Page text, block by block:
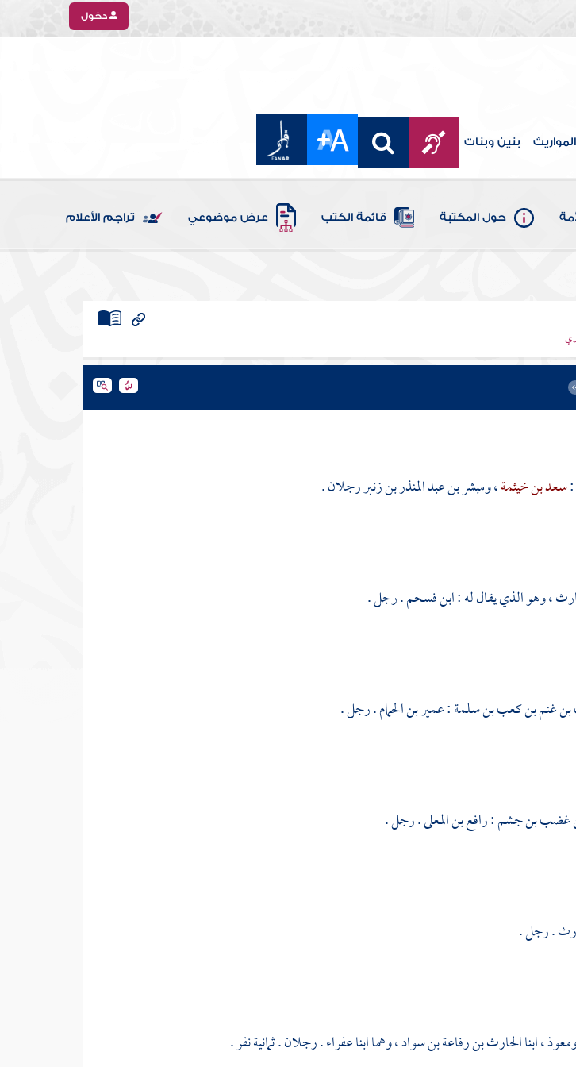
دخول
المواريث بنين وبنات
حول المكتبة قائمة الكتب عرض موضوعي تراجم الأعلام
:سعد بن خيثمة،ومبشر بن عبد المنذر بن زنبررجلان .
، وهو الذي يقال له : ابن فسحم . رجل .
غنم بن كعب بن سلمة:عمير بن الحمام. رجل .
غضب بن جشم:رافع بن المعلى. رجل .
. رجل .
، ابنا الحارث بن رفاعة بن سواد ، وهما ابناعفراء. رجلان . ثمانية نفر .